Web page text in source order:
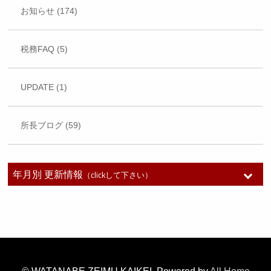
お知らせ (174)
税務FAQ (5)
UPDATE (1)
所長ブログ (59)
年月別 更新情報 （clickして下さい）